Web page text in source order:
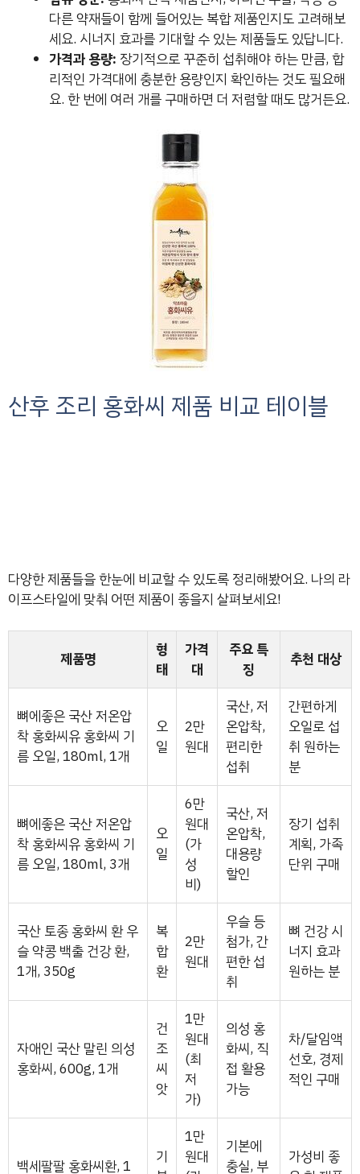
다른 약재들이 함께 들어있는 복합 제품인지도 고려해보
세요. 시너지 효과를 기대할 수 있는 제품들도 있답니다.
가격과 용량: 장기적으로 꾸준히 섭취해야 하는 만큼, 합
리적인 가격대에 충분한 용량인지 확인하는 것도 필요해
요. 한 번에 여러 개를 구매하면 더 저렴할 때도 많거든요.
산후 조리 홍화씨 제품 비교 테이블
다양한 제품들을 한눈에 비교할 수 있도록 정리해봤어요. 나의 라
이프스타일에 맞춰 어떤 제품이 좋을지 살펴보세요!
제품명
형
태
가격
대
주요 특
징
추천 대상
뼈에좋은 국산 저온압
착 홍화씨유 홍화씨 기
름 오일, 180ml, 1개
오
일
2만
원대
국산, 저
온압착,
편리한
섭취
간편하게
오일로 섭
취 원하는
분
뼈에좋은 국산 저온압
착 홍화씨유 홍화씨 기
름 오일, 180ml, 3개
오
일
6만
원대
(가
성
비)
국산, 저
온압착,
대용량
할인
장기 섭취
계획, 가족
단위 구매
국산 토종 홍화씨 환 우
슬 약콩 백출 건강 환,
1개, 350g
복
합
환
2만
원대
우슬 등
첨가, 간
편한 섭
취
뼈 건강 시
너지 효과
원하는 분
자애인 국산 말린 의성
홍화씨, 600g, 1개
건
조
씨
앗
1만
원대
(최
저
가)
의성 홍
화씨, 직
접 활용
가능
차/달임액
선호, 경제
적인 구매
백세팔팔 홍화씨환, 1
기
1만
원대
기본에
충실, 부
가성비 좋